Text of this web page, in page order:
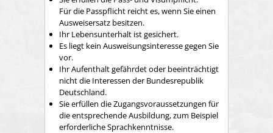
Für die Passpflicht reicht es, wenn Sie einen
Ausweisersatz besitzen.
Ihr Lebensunterhalt ist gesichert.
Es liegt kein Ausweisungsinteresse gegen Sie
vor.
Ihr Aufenthalt gefährdet oder beeinträchtigt
nicht die Interessen der Bundesrepublik
Deutschland.
Sie erfüllen die Zugangsvoraussetzungen für
die entsprechende Ausbildung, zum Beispiel
erforderliche Sprachkenntnisse.